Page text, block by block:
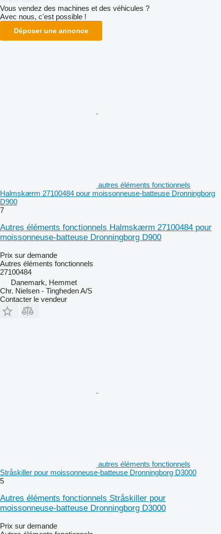
Vous vendez des machines et des véhicules ?
Avec nous, c'est possible !
Déposer une annonce
autres éléments fonctionnels
Halmskærm 27100484 pour moissonneuse-batteuse Dronningborg
D900
7
Autres éléments fonctionnels Halmskærm 27100484 pour
moissonneuse-batteuse Dronningborg D900
Prix sur demande
Autres éléments fonctionnels
27100484
Danemark, Hemmet
Chr. Nielsen - Tingheden A/S
Contacter le vendeur
autres éléments fonctionnels
Stråskiller pour moissonneuse-batteuse Dronningborg D3000
5
Autres éléments fonctionnels Stråskiller pour
moissonneuse-batteuse Dronningborg D3000
Prix sur demande